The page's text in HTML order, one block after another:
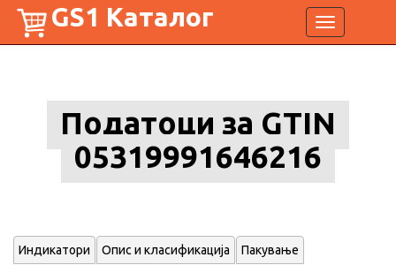
Toggle
navigation
GS1 Каталог
Податоци за GTIN
05319991646216
Индикатори Опис и класификација Пакување